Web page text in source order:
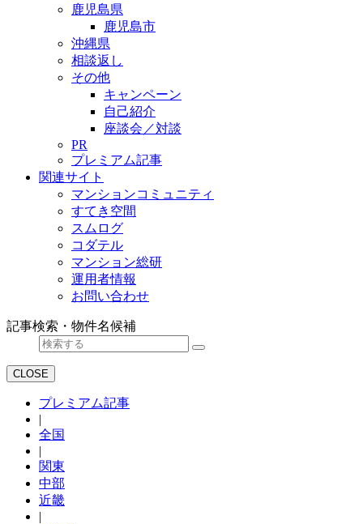
鹿児島県
鹿児島市
沖縄県
相談返し
その他
キャンペーン
自己紹介
座談会／対談
PR
プレミアム記事
関連サイト
マンションコミュニティ
すてき空間
スムログ
コダテル
マンション総研
運用者情報
お問い合わせ
記事検索・物件名候補
CLOSE
プレミアム記事
|
全国
|
関東
中部
近畿
|